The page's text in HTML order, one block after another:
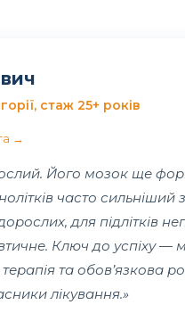
стаж 25+ років
→
Його мозок ще
часто сильніший
для підлітків
Ключ до успіху —
та обов’язкова
лікування.»